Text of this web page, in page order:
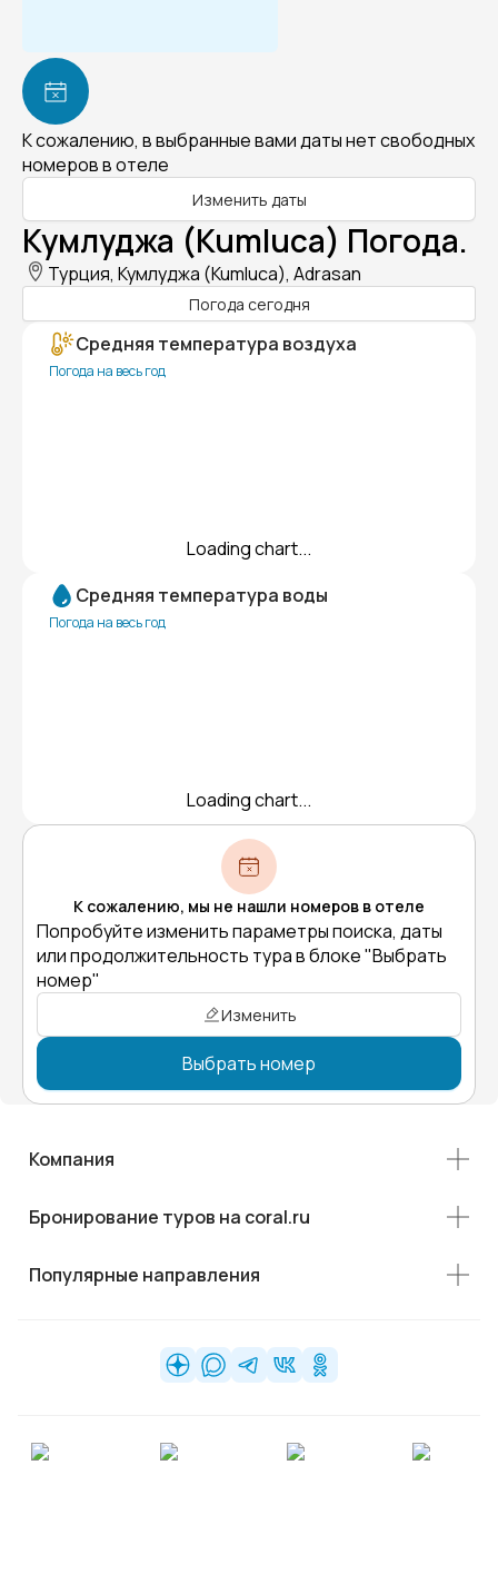
К сожалению, в выбранные вами даты нет свободных
номеров в отеле
Изменить даты
Кумлуджа (Kumluca) Погода.
Турция, Кумлуджа (Kumluca), Adrasan
Погода сегодня
Средняя температура воздуха
Погода на весь год
Loading chart...
Средняя температура воды
Погода на весь год
Loading chart...
К сожалению, мы не нашли номеров в отеле
Попробуйте изменить параметры поиска, даты
или продолжительность тура в блоке "Выбрать
номер"
Изменить
Выбрать номер
Компания
Бронирование туров на coral.ru
Популярные направления